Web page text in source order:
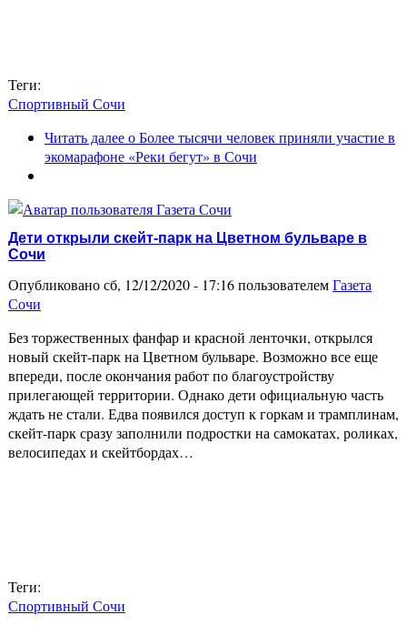
Теги:
Спортивный Сочи
Читать далеео Более тысячи человек приняли участие в
экомарафоне «Реки бегут» в Сочи
Дети открыли скейт-парк на Цветном бульваре в
Сочи
Опубликовано сб, 12/12/2020 - 17:16 пользователемГазета
Сочи
Без торжественных фанфар и красной ленточки, открылся
новый скейт-парк на Цветном бульваре. Возможно все еще
впереди, после окончания работ по благоустройству
прилегающей территории. Однако дети официальную часть
ждать не стали. Едва появился доступ к горкам и трамплинам,
скейт-парк сразу заполнили подростки на самокатах, роликах,
велосипедах и скейтбордах…
Теги:
Спортивный Сочи